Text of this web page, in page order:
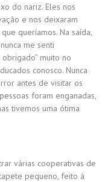
do nariz. Eles nos
e nos deixaram
queríamos. Na saída,
me senti
muito no
conosco. Nunca
antes de visitar os
foram enganadas,
tivemos uma ótima
várias cooperativas de
pequeno, feito à